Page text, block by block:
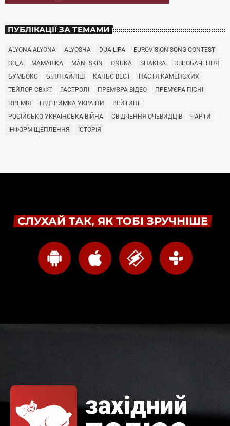
ПУБЛІКАЦІЇ ЗА ТЕМАМИ
ALYONA ALYONA ALYOSHA DUA LIPA
EUROVISION SONG CONTEST
GO_A
MAMARIKA MÅNESKIN ONUKA SHAKIRA
ЄВРОБАЧЕННЯ
БУМБОКС
БІЛЛІ АЙЛІШ КАНЬЄ ВЕСТ
НАСТЯ КАМЕНСКИХ
ТЕЙЛОР СВІФТ
ГАСТРОЛІ ПРЕМ'ЄРА ВІДЕО
ПРЕМ'ЄРА ПІСНІ
ПРЕМІЯ
ПІДТРИМКА УКРАЇНИ
РЕЙТИНГ
РОСІЙСЬКО-УКРАЇНСЬКА ВІЙНА
СВІДЧЕННЯ ОЧЕВИДЦІВ
ЧАРТИ
ІНФОРМ ЩЕПЛЕННЯ
ІСТОРІЯ
СЛУХАЙ ТАК, ЯК ТОБІ ЗРУЧНІШЕ